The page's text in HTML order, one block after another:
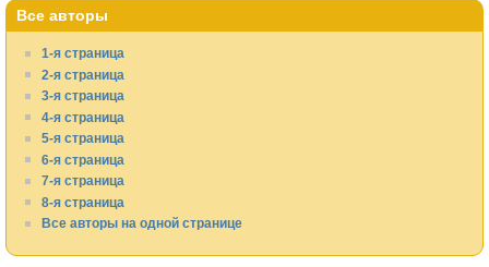
Все авторы
1-я страница
2-я страница
3-я страница
4-я страница
5-я страница
6-я страница
7-я страница
8-я страница
Все авторы на одной странице